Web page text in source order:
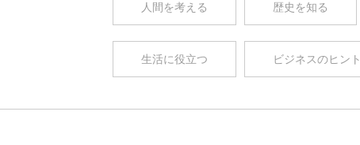
人間を考える 歴史を知る
生活に役立つ ビジネスのヒント